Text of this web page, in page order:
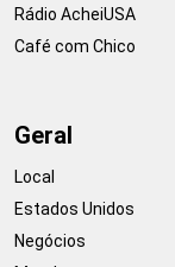
Rádio AcheiUSA
Café com Chico
Geral
Local
Estados Unidos
Negócios